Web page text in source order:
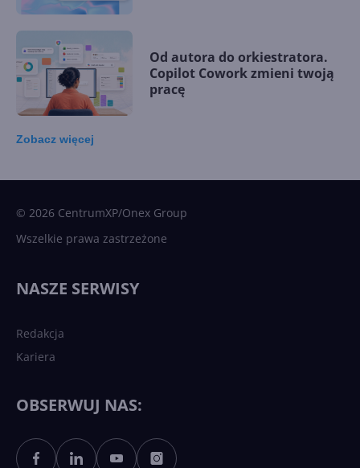
Od autora do orkiestratora.
Copilot Cowork zmieni twoją
pracę
Sztuczna inteligencja po
Zobacz więcej
© 2026 CentrumXP/Onex Group
Wszelkie prawa zastrzeżone
NASZE SERWISY
Redakcja
Kariera
OBSERWUJ NAS: